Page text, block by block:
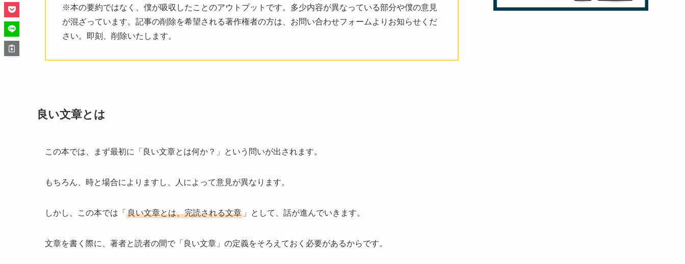
※本の要約ではなく、僕が吸収したことのアウトプットです。多少内容が異なっている部分や僕の意見
が混ざっています。記事の削除を希望される著作権者の方は、お問い合わせフォームよりお知らせくだ
さい。即刻、削除いたします。
良い文章とは
この本では、まず最初に「良い文章とは何か？」という問いが出されます。
もちろん、時と場合によりますし、人によって意見が異なります。
しかし、この本では「 良い文章とは、完読される文章 」として、話が進んでいきます。
文章を書く際に、著者と読者の間で「良い文章」の定義をそろえておく必要があるからです。